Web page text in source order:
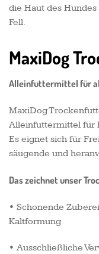
die Haut des
Fell.
MaxiDog
Alleinfuttermittel für
MaxiDog
Alleinfuttermittel für
Es eignet sich für
säugende und
Das zeichnet unser
• Schonende
Kaltformung
• Ausschließliche